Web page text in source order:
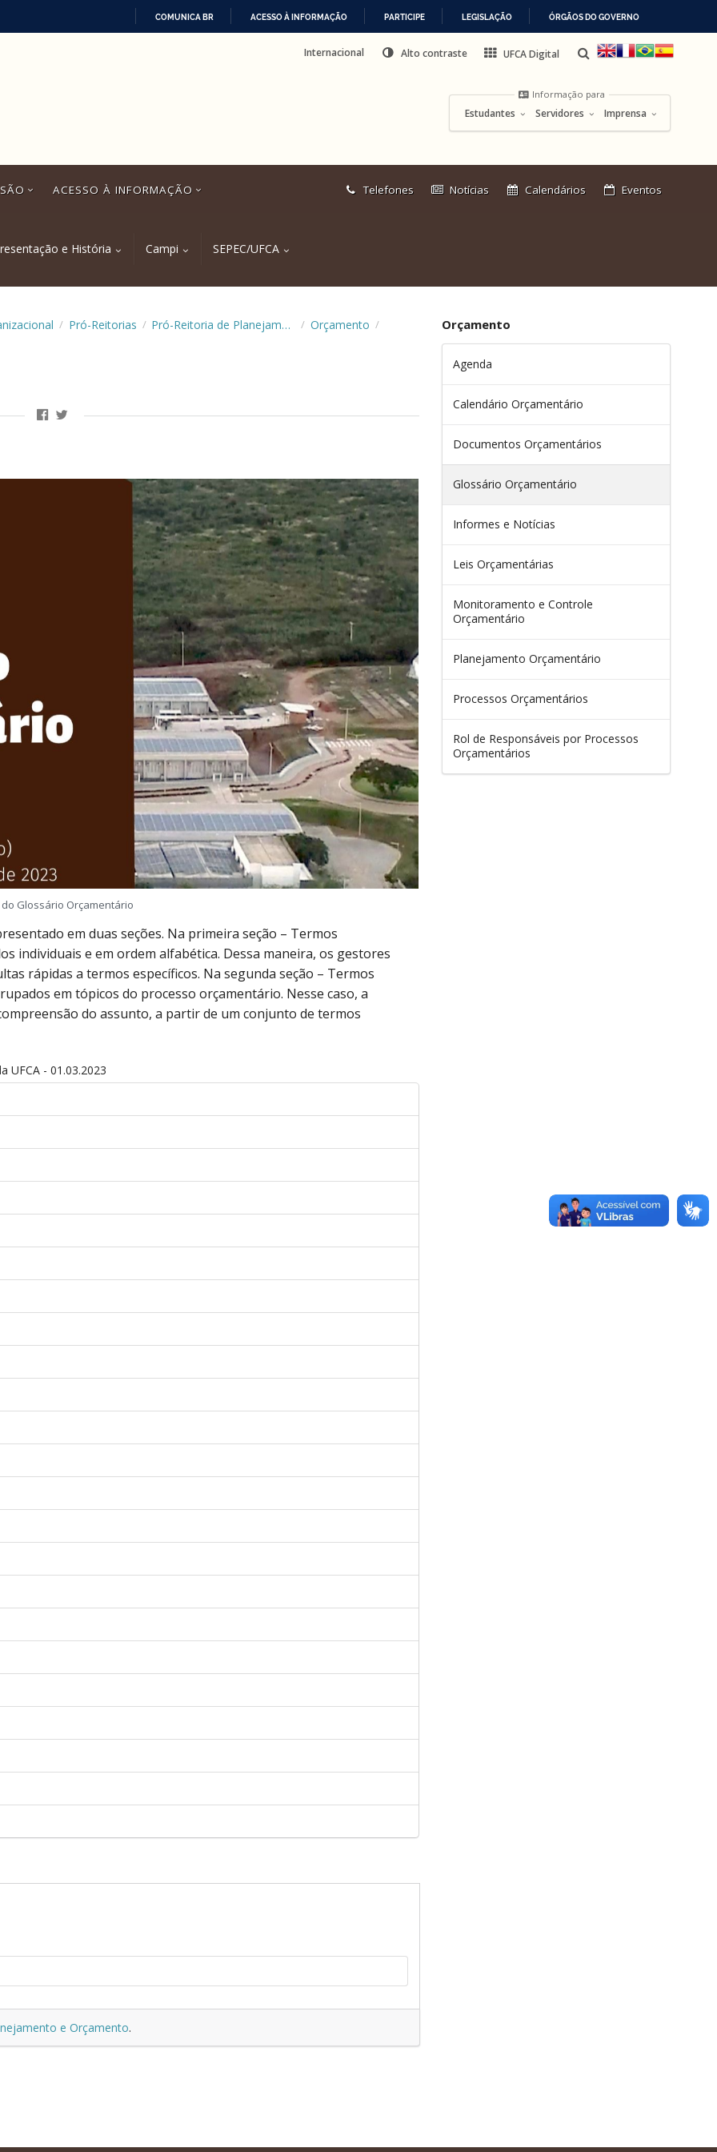
COMUNICA BR ACESSO À INFORMAÇÃO PARTICIPE LEGISLAÇÃO ÓRGÃOS DO GOVERNO
Internacional Alto contraste UFCA Digital
Informação para
Estudantes Servidores Imprensa
ACESSO À INFORMAÇÃO
Link
Telefones Notícias Calendários Eventos
e História Campi SEPEC/UFCA
/ Pró-Reitorias / Pró-Reitoria de Planejamento e Orçamento (Proplan) / Orçamento /
do Glossário Orçamentário
em duas seções. Na primeira seção – Termos
individuais e em ordem alfabética. Dessa maneira, os gestores
rápidas a termos específicos. Na segunda seção – Termos
em tópicos do processo orçamentário. Nesse caso, a
do assunto, a partir de um conjunto de termos
UFCA - 01.03.2023
e Orçamento.
Orçamento
Agenda
Calendário Orçamentário
Documentos Orçamentários
Glossário Orçamentário
Informes e Notícias
Leis Orçamentárias
Monitoramento e Controle
Orçamentário
Planejamento Orçamentário
Processos Orçamentários
Rol de Responsáveis por Processos
Orçamentários